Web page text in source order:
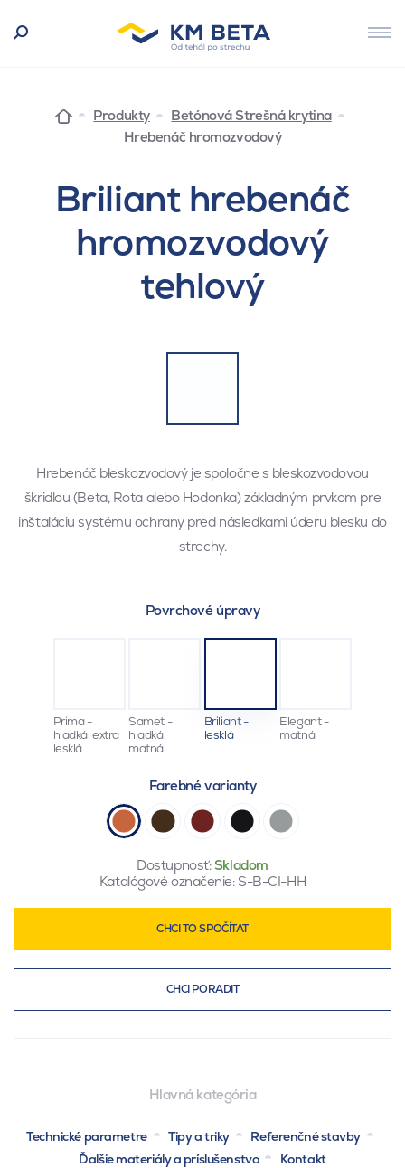
Produkty
Betónová Strešná krytina
Hrebenáč hromozvodový
Briliant hrebenáč
hromozvodový
tehlový
Hrebenáč bleskozvodový je spoločne s bleskozvodovou
škridlou (Beta, Rota alebo Hodonka) základným prvkom pre
inštaláciu systému ochrany pred následkami úderu blesku do
strechy.
Povrchové úpravy
Prima -
hladká, extra
lesklá
Samet -
hladká,
matná
Briliant -
lesklá
Elegant -
matná
Farebné varianty
Dostupnosť:Skladom
Katalógové označenie: S-B-CI-HH
CHCI TO SPOČÍTAT
CHCI PORADIT
Hlavná kategória
Technické parametre Tipy a triky
Referenčné stavby
Ďalšie materiály a príslušenstvo
Kontakt